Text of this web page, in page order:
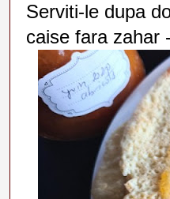
Serviti-le dupa
caise fara zahar